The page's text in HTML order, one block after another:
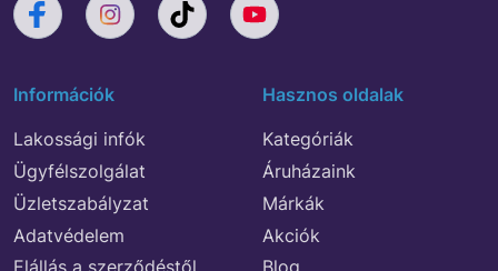
Információk
Lakossági infók
Ügyfélszolgálat
Üzletszabályzat
Adatvédelem
Hasznos oldalak
Kategóriák
Áruházaink
Márkák
Akciók